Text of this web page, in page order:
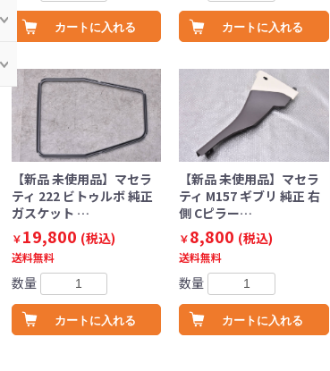
カートに入れる カートに入れる
【新品 未使用品】マセラ
ティ 222 ビトゥルボ 純正
ガスケット …
￥19,800 (税込)
送料無料
数量
カートに入れる
【新品 未使用品】マセラ
ティ M157 ギブリ 純正 右
側 Cピラー…
￥8,800 (税込)
送料無料
数量
カートに入れる